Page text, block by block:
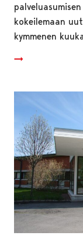
kokeilemaan
kymmenen